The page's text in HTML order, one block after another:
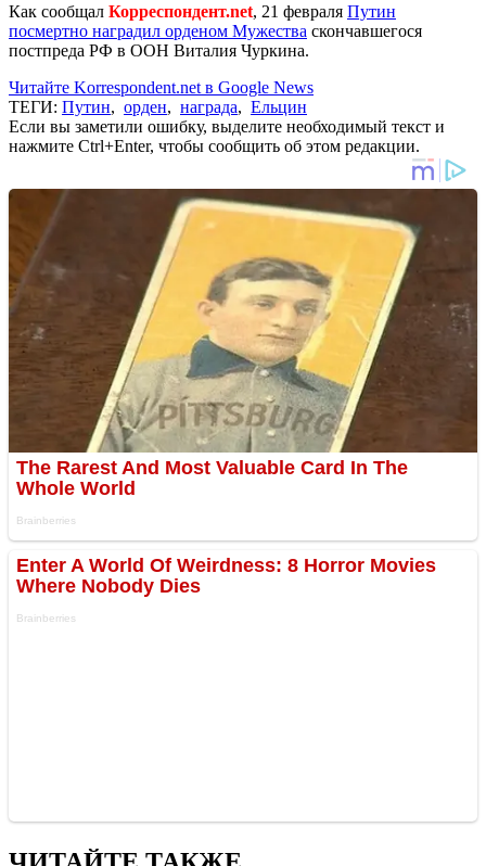
Как сообщал Корреспондент.net, 21 февраля Путин
посмертно наградил орденом Мужества скончавшегося
постпреда РФ в ООН Виталия Чуркина.
Читайте Korrespondent.net в Google News
ТЕГИ: Путин, орден, награда, Ельцин
Если вы заметили ошибку, выделите необходимый текст и
нажмите Ctrl+Enter, чтобы сообщить об этом редакции.